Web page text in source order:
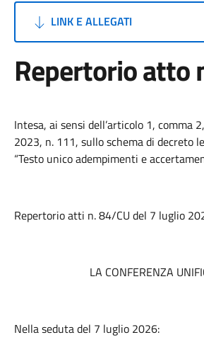
LINK E ALLEGATI
Repertorio atto
Intesa, ai sensi dell’articolo 1, comma
2023, n. 111, sullo schema di decreto
“Testo unico adempimenti e
Repertorio atti n. 84/CU del 7 luglio
LA CONFERENZA
Nella seduta del 7 luglio 2026: